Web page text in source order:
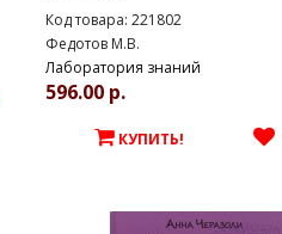
Код товара: 221802
Федотов М.В.
Лаборатория знаний
596.00 р.
КУПИТЬ!